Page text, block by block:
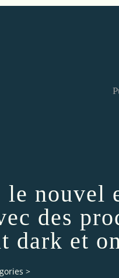
nouvel
des
dark et
>